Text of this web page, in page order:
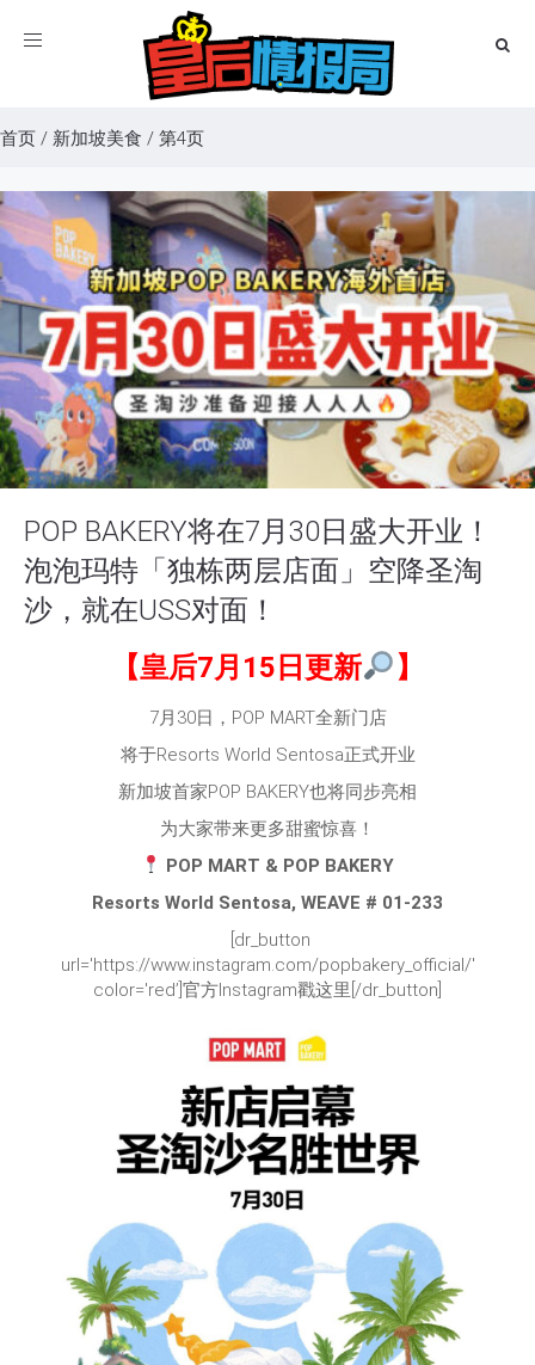
Toggle
首页 / 新加坡美食 / 第4页
POP BAKERY将在7月30日盛大开业！
泡泡玛特「独栋两层店面」空降圣淘
沙，就在USS对面！
【皇后7月15日更新
】
7月30日，POP MART全新门店
将于Resorts World Sentosa正式开业
新加坡首家POP BAKERY也将同步亮相
为大家带来更多甜蜜惊喜！
POP MART & POP BAKERY
Resorts World Sentosa, WEAVE # 01-233
[dr_button
url='https://www.instagram.com/popbakery_official/'
color='red’]官方Instagram戳这里[/dr_button]